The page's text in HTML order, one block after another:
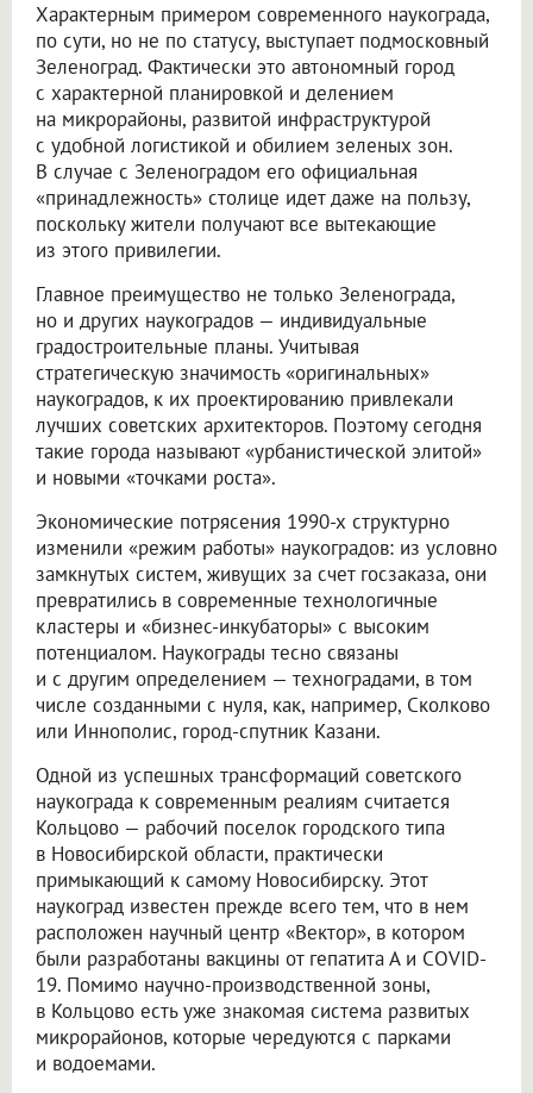
Характерным примером современного наукограда,
по сути, но не по статусу, выступает подмосковный
Зеленоград. Фактически это автономный город
с характерной планировкой и делением
на микрорайоны, развитой инфраструктурой
с удобной логистикой и обилием зеленых зон.
В случае с Зеленоградом его официальная
«принадлежность» столице идет даже на пользу,
поскольку жители получают все вытекающие
из этого привилегии.
Главное преимущество не только Зеленограда,
но и других наукоградов — индивидуальные
градостроительные планы. Учитывая
стратегическую значимость «оригинальных»
наукоградов, к их проектированию привлекали
лучших советских архитекторов. Поэтому сегодня
такие города называют «урбанистической элитой»
и новыми «точками роста».
Экономические потрясения 1990-х структурно
изменили «режим работы» наукоградов: из условно
замкнутых систем, живущих за счет госзаказа, они
превратились в современные технологичные
кластеры и «бизнес-инкубаторы» с высоким
потенциалом. Наукограды тесно связаны
и с другим определением — техноградами, в том
числе созданными с нуля, как, например, Сколково
или Иннополис, город-спутник Казани.
Одной из успешных трансформаций советского
наукограда к современным реалиям считается
Кольцово — рабочий поселок городского типа
в Новосибирской области, практически
примыкающий к самому Новосибирску. Этот
наукоград известен прежде всего тем, что в нем
расположен научный центр «Вектор», в котором
были разработаны вакцины от гепатита А и COVID-
19. Помимо научно-производственной зоны,
в Кольцово есть уже знакомая система развитых
микрорайонов, которые чередуются с парками
и водоемами.